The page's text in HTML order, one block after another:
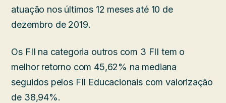
atuação nos últimos 12 meses até 10 de
dezembro de 2019.
Os FII na categoria outros com 3 FII tem o
melhor retorno com 45,62% na mediana
seguidos pelos FII Educacionais com valorização
de 38,94%.